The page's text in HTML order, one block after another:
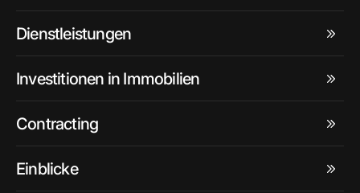
Dienstleistungen
Investitionen in Immobilien
Contracting
Einblicke